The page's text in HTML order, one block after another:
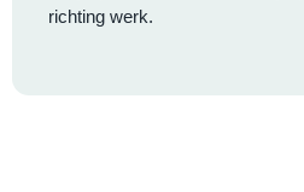
richting werk.